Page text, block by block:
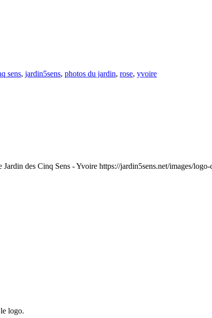
sens, jardin5sens, photos du jardin, rose, yvoire
Jardin des Cinq Sens - Yvoire https://jardin5sens.net/images/
logo.